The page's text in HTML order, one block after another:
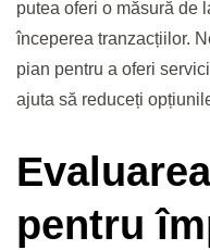
putea oferi o măsură de
începerea tranzacțiilor.
pian pentru a oferi
ajuta să reduceți
pentru